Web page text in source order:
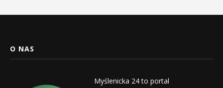
O NAS
Myślenicka 24 to portal